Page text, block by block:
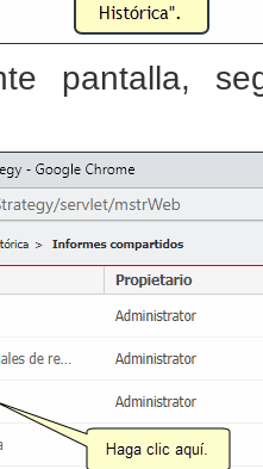
pantalla,